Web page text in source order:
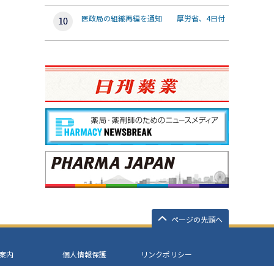
医政局の組織再編を通知 厚労省、4日付
ページの先頭へ
内 個人情報保護
リンクポリシー